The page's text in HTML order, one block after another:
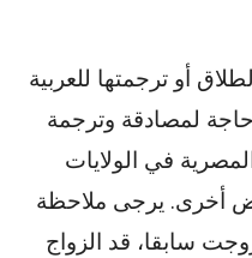
أو ترجمتها للعربية
لمصادقة وترجمة
في الولايات
أخرى. يرجى ملاحظة
سابقا، قد الزواج